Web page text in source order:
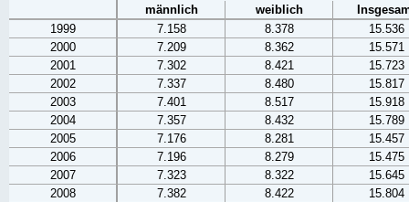
männlich weiblich
1999
7.158 8.378
15.536
2000
7.209 8.362
15.571
2001
7.302 8.421
15.723
2002
7.337 8.480
15.817
2003
7.401 8.517
15.918
2004
7.357 8.432
15.789
2005
7.176 8.281
15.457
2006
7.196 8.279
15.475
2007
7.323 8.322
15.645
2008
7.382 8.422
15.804